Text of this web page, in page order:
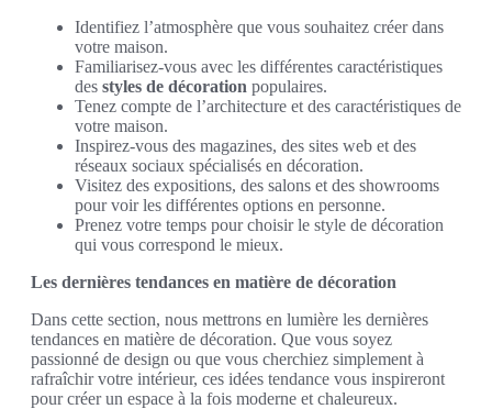
Identifiez l’atmosphère que vous souhaitez créer dans
votre maison.
Familiarisez-vous avec les différentes caractéristiques
des styles de décoration populaires.
Tenez compte de l’architecture et des caractéristiques de
votre maison.
Inspirez-vous des magazines, des sites web et des
réseaux sociaux spécialisés en décoration.
Visitez des expositions, des salons et des showrooms
pour voir les différentes options en personne.
Prenez votre temps pour choisir le style de décoration
qui vous correspond le mieux.
Les dernières tendances en matière de décoration
Dans cette section, nous mettrons en lumière les dernières
tendances en matière de décoration. Que vous soyez
passionné de design ou que vous cherchiez simplement à
rafraîchir votre intérieur, ces idées tendance vous inspireront
pour créer un espace à la fois moderne et chaleureux.